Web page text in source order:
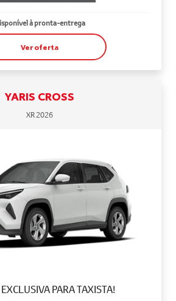
à pronta-entrega
Ver oferta
YARIS CROSS
XR 2026
PARA TAXISTA!